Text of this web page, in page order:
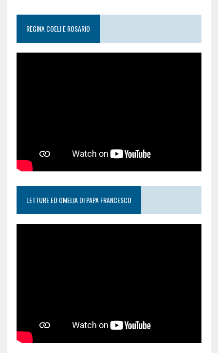
REGINA COELI E ROSARIO
LETTURE ED OMELIA DI PAPA FRANCESCO